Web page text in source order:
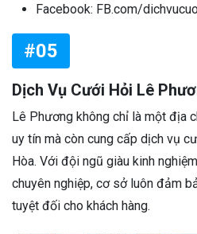
Facebook: FB.com/
#05
Dịch Vụ Cưới Hỏi Lê
Lê Phương không chỉ là một địa
uy tín mà còn cung cấp dịch vụ
Hòa. Với đội ngũ giàu kinh
chuyên nghiệp, cơ sở luôn đảm
tuyệt đối cho khách hàng.